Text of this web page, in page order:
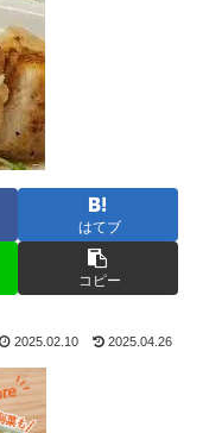
はてブ
コピー
2025.02.10 2025.04.26